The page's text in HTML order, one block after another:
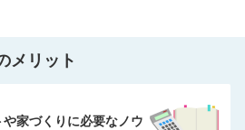
メリット
家づくりに必要なノウ